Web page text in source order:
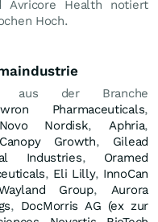
Avricore Health notiert
Hoch.
aus der Branche
Pharmaceuticals,
Novo Nordisk,Aphria,
Canopy Growth, Gilead
Industries, Oramed
, Eli Lilly, InnoCan
Group, Aurora
, DocMorris AG (ex zur